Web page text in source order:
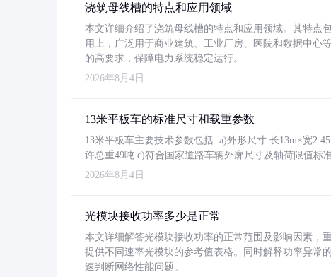
浇筑母线槽的特点和应用领域
本文详细介绍了浇筑母线槽的特点和应用领域。其特点
用上，广泛用于商业建筑、工业厂房、医院和数据中心
的高要求，保障电力系统稳定运行。
2026年8月4日
13米平板车的标准尺寸和载重参数
13米平板车主要技术参数包括: a)外形尺寸:长13m×宽
许总重49吨 c)符合国家道路车辆外廓尺寸及轴荷限值标
2026年8月4日
光模块接收功率多少是正常
本文详细解答光模块接收功率的正常范围及影响因素，
提供不同速率光模块的参考值表格。同时解释功率异常
速判断网络性能问题。